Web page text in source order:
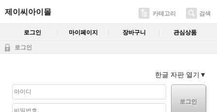
제이씨아이몰 카테고리 검색
로그인 마이페이지 장바구니 관심상품
로그인
한글 자판 열기
로그인